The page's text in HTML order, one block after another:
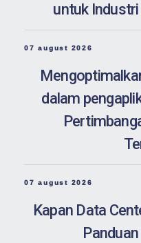
untuk
07 august 2026
dalam
07 august 2026
Kapan Data